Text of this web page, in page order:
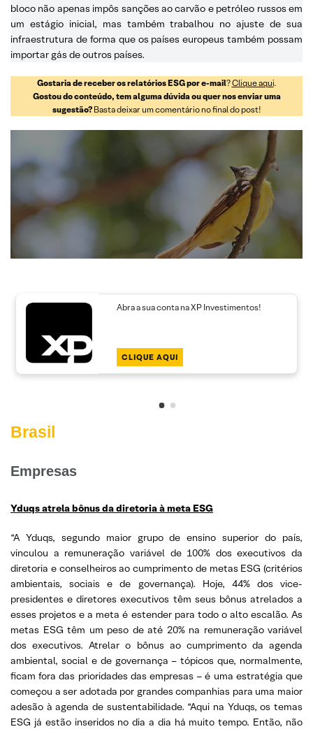
bloco não apenas impôs sanções ao carvão e petróleo russos em
um estágio inicial, mas também trabalhou no ajuste de sua
infraestrutura de forma que os países europeus também possam
importar gás de outros países.
Gostaria de receber os relatórios ESG por e-mail?Clique aqui.
Gostou do conteúdo, tem alguma dúvida ou quer nos enviar uma
sugestão?Basta deixar um comentário no final do post!
Abra a sua conta na XP Investimentos!
CLIQUE AQUI
Brasil
Empresas
Yduqs atrela bônus da diretoria à meta ESG
“A Yduqs, segundo maior grupo de ensino superior do país,
vinculou a remuneração variável de 100% dos executivos da
diretoria e conselheiros ao cumprimento de metas ESG (critérios
ambientais, sociais e de governança). Hoje, 44% dos vice-
presidentes e diretores executivos têm seus bônus atrelados a
esses projetos e a meta é estender para todo o alto escalão. As
metas ESG têm um peso de até 20% na remuneração variável
dos executivos. Atrelar o bônus ao cumprimento da agenda
ambiental, social e de governança – tópicos que, normalmente,
ficam fora das prioridades das empresas – é uma estratégia que
começou a ser adotada por grandes companhias para uma maior
adesão à agenda de sustentabilidade. “Aqui na Yduqs, os temas
ESG já estão inseridos no dia a dia há muito tempo. Então, não